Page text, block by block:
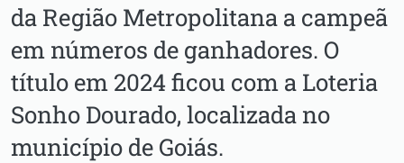
da Região Metropolitana a campeã
em números de ganhadores. O
título em 2024 ficou com a Loteria
Sonho Dourado, localizada no
município de Goiás.